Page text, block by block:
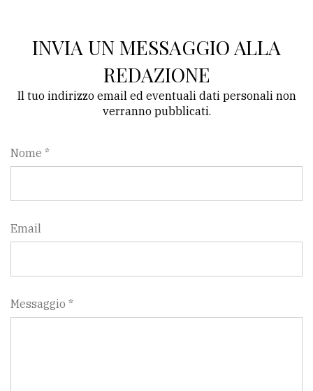
INVIA UN MESSAGGIO ALLA
REDAZIONE
Il tuo indirizzo email ed eventuali dati personali non
verranno pubblicati.
Nome *
Email
Messaggio *